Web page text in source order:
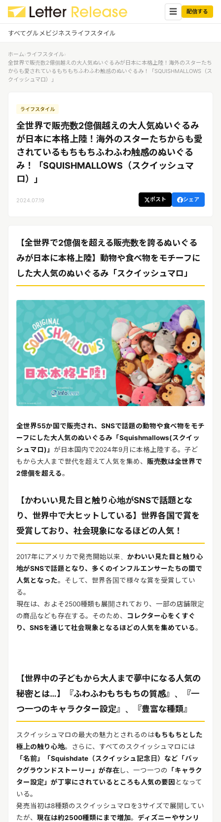
☰ 配信する
すべてグルメビジネスライフスタイル
✕
グルメ
ビジネス
ライフスタイル
ログイン ✕
企業ユーザーでログイン
する
受信レターリリース受信ユーザー
メディアユーザーでログインする
録）
ホーム›ライフスタイル›
全世界で販売数2億個越えの大人気ぬいぐるみが日本に本格上陸！海外のスターたち
からも愛されているもちもちふわふわ触感のぬいぐるみ！「SQUISHMALLOWS（ス
クイッシュマロ）」
ライフスタイル
全世界で販売数2億個越えの大人気ぬいぐるみ
が日本に本格上陸！海外のスターたちからも愛
されているもちもちふわふわ触感のぬいぐる
み！「SQUISHMALLOWS（スクイッシュマ
ロ）」
2024.07.19 ポスト シェア
【全世界で2億個を超える販売数を誇るぬいぐる
みが日本に本格上陸】 動物や食べ物をモチーフに
した大人気のぬいぐるみ「スクイッシュマロ」
全世界55か国で販売され、SNSで話題の動物や食べ物をモチ
ーフにした大人気のぬいぐるみ「Squishmallows(スクイッ
シュマロ)」 が日本国内で2024年9月に本格上陸する。子ど
もから大人まで世代を超えて人気を集め、 販売数は全世界で
2億個を超える。
【かわいい見た目と触り心地がSNSで話題とな
り、世界中で大ヒットしている】世界各国で賞を
受賞しており、社会現象になるほどの人気！
2017年にアメリカで発売開始以来、 かわいい見た目と触り心
地がSNSで話題となり、多くのインフルエンサーたちの間で
人気となった。そして、世界各国で様々な賞を受賞してい
る。
現在は、およそ2500種類も展開されており、一部の店舗限定
の商品なども存在する。そのため、
コレクター心をくすぐ
り、SNSを通じて社会現象となるほどの人気を集めている。
【世界中の子どもから大人まで夢中になる人気の
秘密とは…】『ふわふわもちもちの質感』、『一
つ一つのキャラクター設定』、『豊富な種類』
スクイッシュマロの最大の魅力とされるのはもちもちとした
極上の触り心地。さらに、すべてのスクイッシュマロには
「名前」「Squishdate（スクイッシュ記念日）など「バッ
クグラウンドストーリー」が存在し、一つ一つの
「キャラク
ター設定」が丁寧にされているところも人気の要因 となって
いる。
発売当初は8種類のスクイッシュマロを3サイズで展開してい
たが、 現在は約2500種類にまで増加。 ディズニーやサンリ